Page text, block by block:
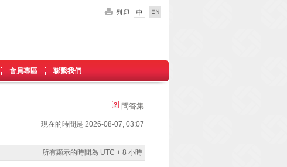
會員專區 聯繫我們
問答集
現在的時間是 2026-08-07, 03:07
所有顯示的時間為 UTC + 8 小時